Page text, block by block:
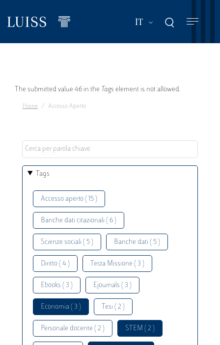
contenuto
IT Mostra ulteriori
Messaggio
di
The submitted value 46 in the Tags element is not allowed.
Home Accesso Aperto
Tags
Accesso aperto ( 15 )
Banche dati citazionali ( 6 )
Scienze sociali ( 5 ) Banche dati ( 5 )
Diritto ( 4 ) Terza Missione ( 3 )
Ebooks ( 3 ) Ejournals ( 3 )
Economia ( 3 ) Tesi ( 2 )
Personale docente ( 2 ) STEM ( 2 )